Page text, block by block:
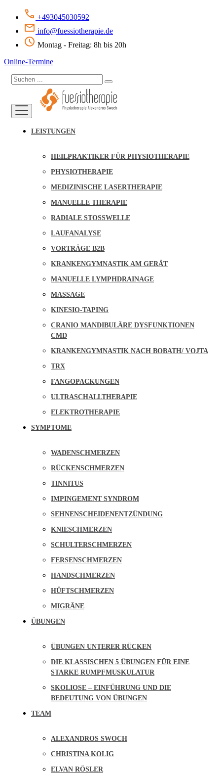
+493045030592
info@fuessiotherapie.de
Montag - Freitag: 8h bis 20h
Online-Termine
LEISTUNGEN
HEILPRAKTIKER FÜR PHYSIOTHERAPIE
PHYSIOTHERAPIE
MEDIZINISCHE LASERTHERAPIE
MANUELLE THERAPIE
RADIALE STOSSWELLE
LAUFANALYSE
VORTRÄGE B2B
KRANKENGYMNASTIK AM GERÄT
MANUELLE LYMPHDRAINAGE
MASSAGE
KINESIO-TAPING
CRANIO MANDIBULÄRE DYSFUNKTIONEN
CMD
KRANKENGYMNASTIK NACH BOBATH/ VOJTA
TRX
FANGOPACKUNGEN
ULTRASCHALLTHERAPIE
ELEKTROTHERAPIE
SYMPTOME
WADENSCHMERZEN
RÜCKENSCHMERZEN
TINNITUS
IMPINGEMENT SYNDROM
SEHNENSCHEIDENENTZÜNDUNG
KNIESCHMERZEN
SCHULTERSCHMERZEN
FERSENSCHMERZEN
HANDSCHMERZEN
HÜFTSCHMERZEN
MIGRÄNE
ÜBUNGEN
ÜBUNGEN UNTERER RÜCKEN
DIE KLASSISCHEN 5 ÜBUNGEN FÜR EINE
STARKE RUMPFMUSKULATUR
SKOLIOSE – EINFÜHRUNG UND DIE
BEDEUTUNG VON ÜBUNGEN
TEAM
ALEXANDROS SWOCH
CHRISTINA KOLIG
ELVAN RÖSLER